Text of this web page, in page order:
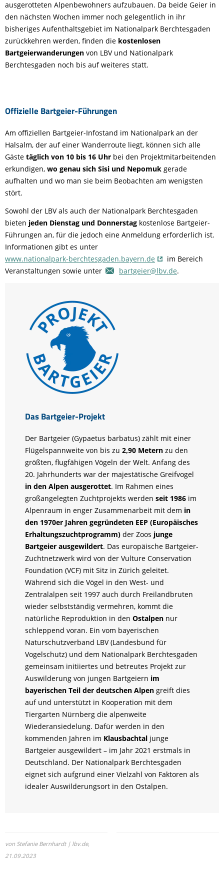
ausgerotteten Alpenbewohners aufzubauen. Da beide Geier in
den nächsten Wochen immer noch gelegentlich in ihr
bisheriges Aufenthaltsgebiet im Nationalpark Berchtesgaden
zurückkehren werden, finden die kostenlosen
Bartgeierwanderungen von LBV und Nationalpark
Berchtesgaden noch bis auf weiteres statt.
Offizielle Bartgeier-Führungen
Am offiziellen Bartgeier-Infostand im Nationalpark an der
Halsalm, der auf einer Wanderroute liegt, können sich alle
Gäste täglich von 10 bis 16 Uhr bei den Projektmitarbeitenden
erkundigen, wo genau sich Sisi und Nepomuk gerade
aufhalten und wo man sie beim Beobachten am wenigsten
stört.
Sowohl der LBV als auch der Nationalpark Berchtesgaden
bieten jeden Dienstag und Donnerstag kostenlose Bartgeier-
Führungen an, für die jedoch eine Anmeldung erforderlich ist.
Informationen gibt es unter
www.nationalpark-berchtesgaden.bayern.de
im Bereich
Veranstaltungen sowie unter
bartgeier@lbv.de.
Das Bartgeier-Projekt
Der Bartgeier (Gypaetus barbatus) zählt mit einer
Flügelspannweite von bis zu 2,90 Metern zu den
größten, flugfähigen Vögeln der Welt. Anfang des
20. Jahrhunderts war der majestätische Greifvogel
in den Alpen ausgerottet. Im Rahmen eines
großangelegten Zuchtprojekts werden seit 1986 im
Alpenraum in enger Zusammenarbeit mit dem in
den 1970er Jahren gegründeten EEP (Europäisches
Erhaltungszuchtprogramm) der Zoos junge
Bartgeier ausgewildert. Das europäische Bartgeier-
Zuchtnetzwerk wird von der Vulture Conservation
Foundation (VCF) mit Sitz in Zürich geleitet.
Während sich die Vögel in den West- und
Zentralalpen seit 1997 auch durch Freilandbruten
wieder selbstständig vermehren, kommt die
natürliche Reproduktion in den Ostalpen nur
schleppend voran. Ein vom bayerischen
Naturschutzverband LBV (Landesbund für
Vogelschutz) und dem Nationalpark Berchtesgaden
gemeinsam initiiertes und betreutes Projekt zur
Auswilderung von jungen Bartgeiern im
bayerischen Teil der deutschen Alpen greift dies
auf und unterstützt in Kooperation mit dem
Tiergarten Nürnberg die alpenweite
Wiederansiedelung. Dafür werden in den
kommenden Jahren im Klausbachtal junge
Bartgeier ausgewildert – im Jahr 2021 erstmals in
Deutschland. Der Nationalpark Berchtesgaden
eignet sich aufgrund einer Vielzahl von Faktoren als
idealer Auswilderungsort in den Ostalpen.
von Stefanie Bernhardt | lbv.de,
21.09.2023